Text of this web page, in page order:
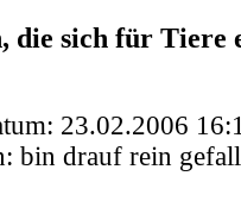
die sich für Tiere
23.02.2006
bin drauf rein